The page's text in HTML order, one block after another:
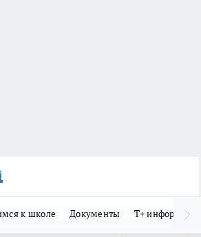
к школе Документы Т+